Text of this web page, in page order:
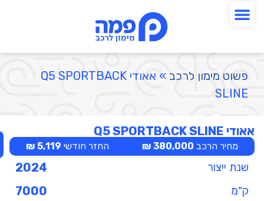
פשוט מימון לרכב »
אאודי Q5 SPORTBACK
SLINE
אאודי Q5 SPORTBACK SLINE
מחיר הרכב 380,000 ₪ החזר חודשי 5,119 ₪
שנת ייצור 2024
ק"מ 7000